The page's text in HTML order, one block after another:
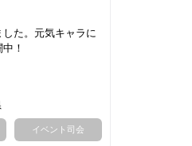
た。元気キャラに
！
イベント司会